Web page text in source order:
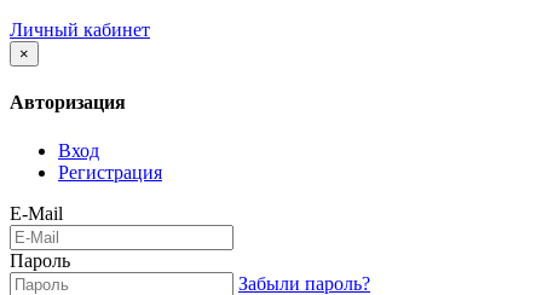
Личный кабинет
×
Авторизация
Вход
Регистрация
E-Mail
Пароль
Забыли пароль?